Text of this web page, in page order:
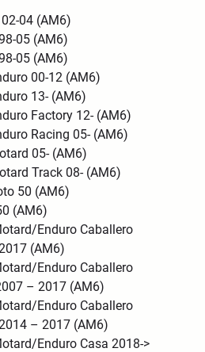
04 (AM6)
05 (AM6)
05 (AM6)
00-12 (AM6)
13- (AM6)
Factory 12- (AM6)
Racing 05- (AM6)
05- (AM6)
Track 08- (AM6)
50 (AM6)
(AM6)
Enduro Caballero
(AM6)
Enduro Caballero
– 2017 (AM6)
Enduro Caballero
– 2017 (AM6)
Enduro Casa 2018->